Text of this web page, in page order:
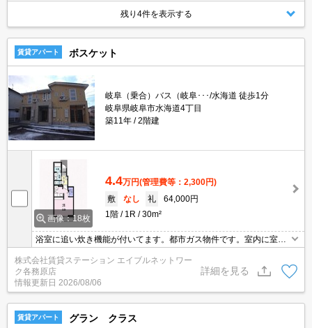
残り4件を表示する
賃貸アパート ボスケット
岐阜（乗合）バス（岐阜･･･/水海道 徒歩1分
岐阜県岐阜市水海道4丁目
築11年
2階建
画像：18枚
4.4万円(管理費等：2,300円)
敷
なし 礼
64,000円
1階
1R 30m²
浴室に追い炊き機能が付いてます。都市ガス物件です。室内に室内
物干しが付いて雨の日のお出かけも安心です。人気の設備が付いて
ます。
株式会社賃貸ステーション エイブルネットワー
ク各務原店
情報更新日 2026/08/06
詳細を見る
賃貸アパート グラン クラス